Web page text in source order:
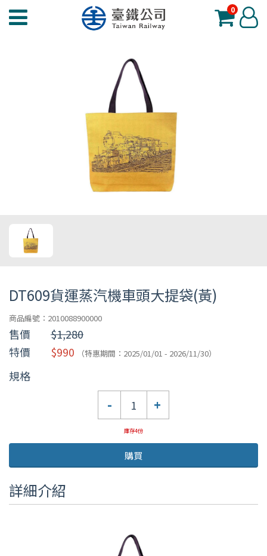
臺
0 登
入
DT609貨運蒸汽機車頭大提袋(黃)
商品編號：2010088900000
售價
$1,280
特價
$990 （特惠期間：2025/01/01 - 2026/11/30）
規格
- +
庫存4份
購買
詳細介紹